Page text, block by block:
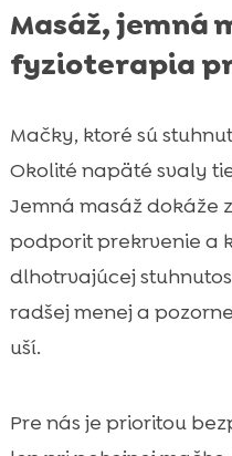
Masáž, jemná
fyzioterapia
Mačky, ktoré sú
Okolité napäté svaly
Jemná masáž dokáže
podporit prekrvenie a
dlhotrvajúcej
radšej menej a
uší.
Pre nás je prioritou